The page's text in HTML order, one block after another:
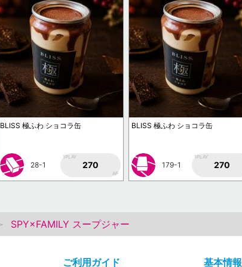
BLISS 極ふわ ショコラ缶
28-1
1PLAY
270
AP
BLISS 極ふわ ショコラ缶
179-1
1PLAY
270
SPY×FAMILY スープジャー
ご利用ガイド 基本情報